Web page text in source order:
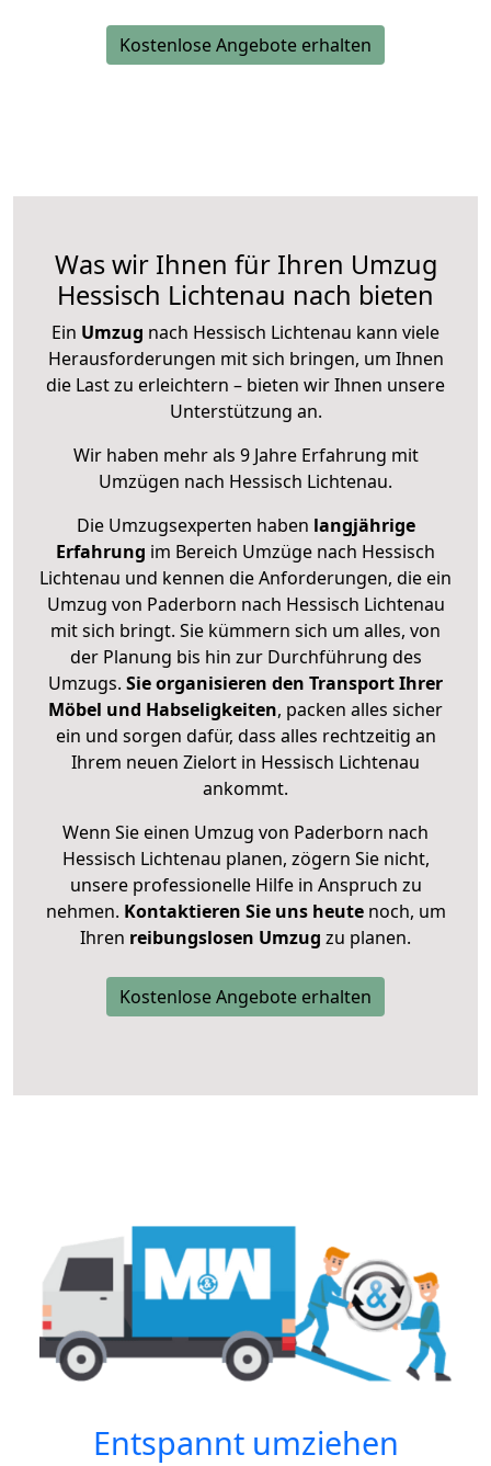
Kostenlose Angebote erhalten
Was wir Ihnen für Ihren Umzug
Hessisch Lichtenau nach bieten
Ein Umzug nach Hessisch Lichtenau kann viele
Herausforderungen mit sich bringen, um Ihnen
die Last zu erleichtern – bieten wir Ihnen unsere
Unterstützung an.
Wir haben mehr als 9 Jahre Erfahrung mit
Umzügen nach Hessisch Lichtenau.
Die Umzugsexperten haben langjährige
Erfahrung im Bereich Umzüge nach Hessisch
Lichtenau und kennen die Anforderungen, die ein
Umzug von Paderborn nach Hessisch Lichtenau
mit sich bringt. Sie kümmern sich um alles, von
der Planung bis hin zur Durchführung des
Umzugs. Sie organisieren den Transport Ihrer
Möbel und Habseligkeiten, packen alles sicher
ein und sorgen dafür, dass alles rechtzeitig an
Ihrem neuen Zielort in Hessisch Lichtenau
ankommt.
Wenn Sie einen Umzug von Paderborn nach
Hessisch Lichtenau planen, zögern Sie nicht,
unsere professionelle Hilfe in Anspruch zu
nehmen. Kontaktieren Sie uns heutenoch, um
Ihren reibungslosen Umzug zu planen.
Kostenlose Angebote erhalten
Entspannt umziehen